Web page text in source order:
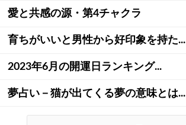
愛と共感の源・第4チャクラ
育ちがいいと男性から好印象を持た...
2023年6月の開運日ランキング...
夢占い－猫が出てくる夢の意味とは...